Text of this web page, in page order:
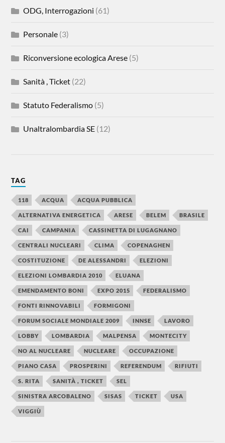
ODG, Interrogazioni (61)
Personale (3)
Riconversione ecologica Arese (5)
Sanità , Ticket (22)
Statuto Federalismo (5)
Unaltralombardia SE (12)
TAG
118 ACQUA ACQUA PUBBLICA
ALTERNATIVA ENERGETICA ARESE BELEM BRASILE
CAI CAMPANIA CASSINETTA DI LUGAGNANO
CENTRALI NUCLEARI CLIMA COPENAGHEN
COSTITUZIONE DE ALESSANDRI ELEZIONI
ELEZIONI LOMBARDIA 2010 ELUANA
EMENDAMENTO BONI EXPO 2015 FEDERALISMO
FONTI RINNOVABILI FORMIGONI
FORUM SOCIALE MONDIALE 2009 INNSE LAVORO
LOBBY LOMBARDIA MALPENSA MONTECITY
NO AL NUCLEARE NUCLEARE OCCUPAZIONE
PIANO CASA PROSPERINI REFERENDUM RIFIUTI
S. RITA SANITÀ , TICKET SEL
SINISTRA ARCOBALENO SISAS TICKET USA
VIGGIÙ